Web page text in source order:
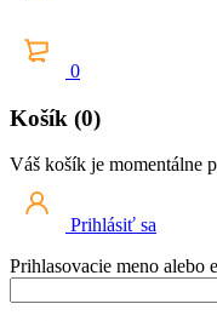
0
Košík (0)
Váš košík je momentálne
Prihlásiť sa
Prihlasovacie meno alebo